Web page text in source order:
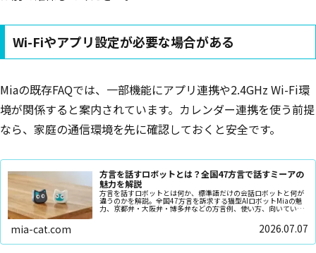
Wi-Fiやアプリ設定が必要な場合がある
Miaの既存FAQでは、一部機能にアプリ連携や2.4GHz Wi-Fi環
境が関係すると案内されています。カレンダー連携を使う前提
なら、家庭の通信環境を先に確認しておくと安全です。
方言を話すロボットとは？全国47方言で話すミーアの
魅力を解説
方言を話すロボットとは何か、標準語だけの会話ロボットと何が
違うのかを解説。全国47方言を訴求する猫型AIロボットMiaの魅
力、京都弁・大阪弁・博多弁などの方言例、使い方、向いている
の癒し、家族の会話づくりにも役立つ視点で、購入前の確認点も
mia-cat.com 2026.07.07